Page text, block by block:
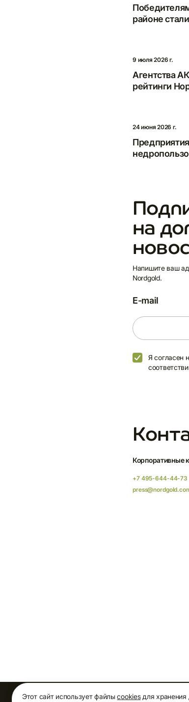
районе
9 июля 2026 г.
Агентства
рейтинги
24 июня 2026 г.
на
Напишите ваш
Nordgold.
E-mail
Я согласен
Корпоративные
+7 495-644-44-73
Этот сайт использует файлыcookiesдля хранения